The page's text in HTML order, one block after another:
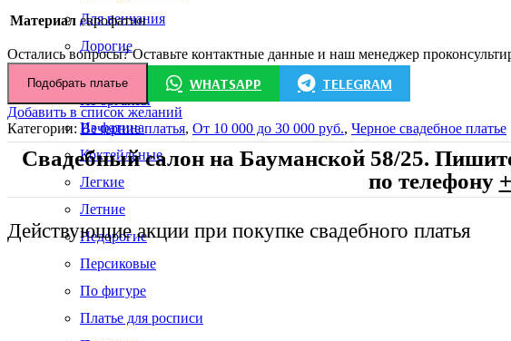
Для венчания
Дорогие
Из органзы
Из фатина
Коктейльные
Легкие
Летние
Недорогие
Персиковые
По фигуре
Платье для росписи
Материал еврофатин
Остались вопросы? Оставьте контактные данные и наш менеджер
Подобрать платье WHATSAPP TELEGRAM
Добавить в список желаний
Категории: Вечерние платья, От 10 000 до 30 000 руб., Черное свадебное платье
Свадебный салон на Бауманской 58/25.
по телефону
Действующие акции при покупке свадебного платья